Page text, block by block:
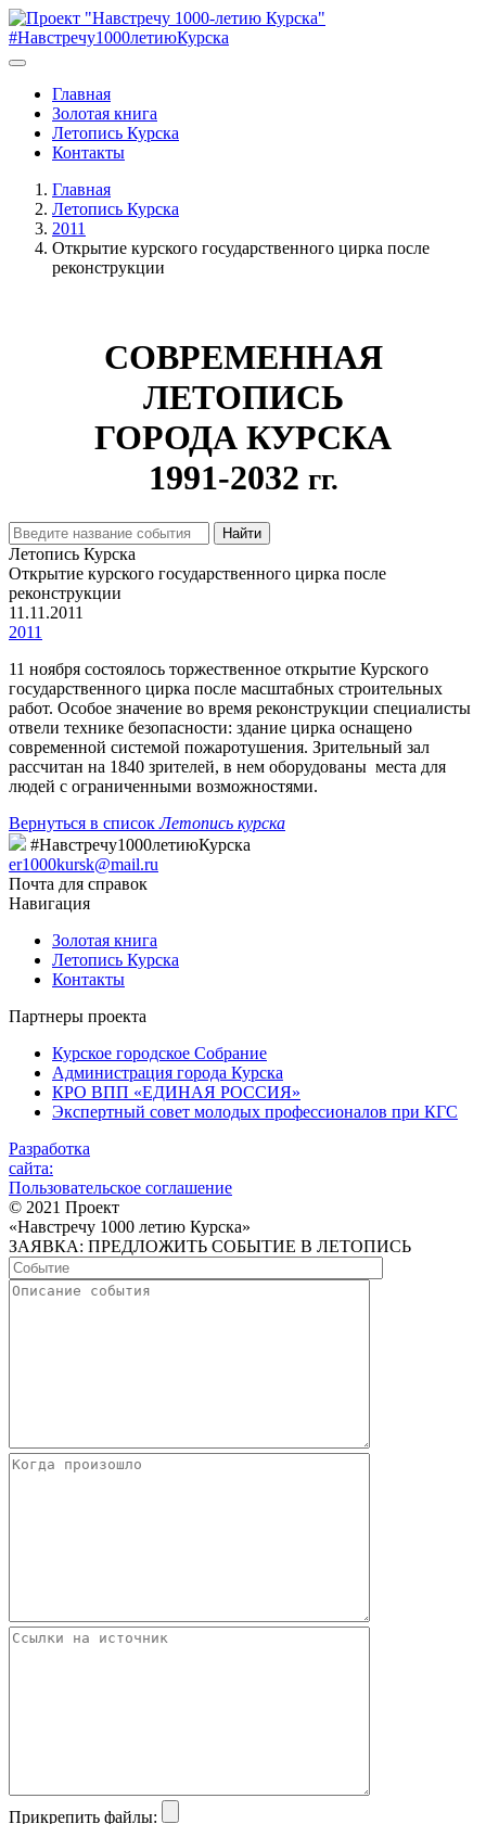
#Навстречу1000летиюКурска
Главная
Золотая книга
Летопись Курска
Контакты
Главная
Летопись Курска
2011
Открытие курского государственного цирка после
реконструкции
СОВРЕМЕННАЯ
ЛЕТОПИСЬ
ГОРОДА КУРСКА
1991-2032 гг.
Найти
Летопись Курска
Открытие курского государственного цирка после
реконструкции
11.11.2011
2011
11 ноября состоялось торжественное открытие Курского
государственного цирка после масштабных строительных
работ. Особое значение во время реконструкции специалисты
отвели технике безопасности: здание цирка оснащено
современной системой пожаротушения. Зрительный зал
рассчитан на 1840 зрителей, в нем оборудованы места для
людей с ограниченными возможностями.
Вернуться в списокЛетопись курска
#Навстречу1000летиюКурска
er1000kursk@mail.ru
Почта для справок
Навигация
Золотая книга
Летопись Курска
Контакты
Партнеры проекта
Курское городское Собрание
Администрация города Курска
КРО ВПП «ЕДИНАЯ РОССИЯ»
Экспертный совет молодых профессионалов при КГС
Разработка
сайта:
Пользовательское соглашение
© 2021 Проект
«Навстречу 1000 летию Курска»
ЗАЯВКА: ПРЕДЛОЖИТЬ СОБЫТИЕ В ЛЕТОПИСЬ
Прикрепить файлы: